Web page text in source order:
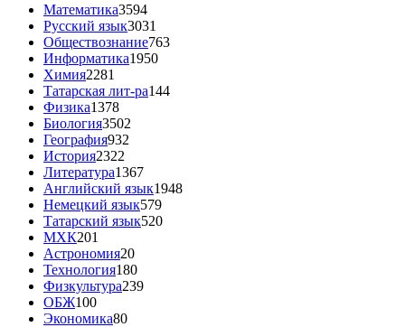
Математика3594
Русский язык3031
Обществознание763
Информатика1950
Химия2281
Татарская лит-ра144
Физика1378
Биология3502
География932
История2322
Литература1367
Английский язык1948
Немецкий язык579
Татарский язык520
МХК201
Астрономия20
Технология180
Физкультура239
ОБЖ100
Экономика80